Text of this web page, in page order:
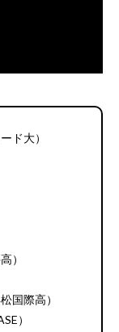
ド大）
）
国際高）
）